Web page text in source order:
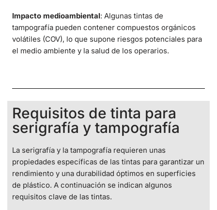
Impacto medioambiental: Algunas tintas de
tampografía pueden contener compuestos orgánicos
volátiles (COV), lo que supone riesgos potenciales para
el medio ambiente y la salud de los operarios.
Requisitos de tinta para
serigrafía y tampografía
La serigrafía y la tampografía requieren unas
propiedades específicas de las tintas para garantizar un
rendimiento y una durabilidad óptimos en superficies
de plástico. A continuación se indican algunos
requisitos clave de las tintas.